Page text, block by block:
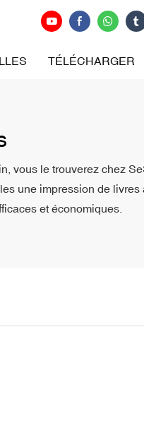
TÉLÉCHARGER
vous le trouverez chez
une impression de
et économiques.